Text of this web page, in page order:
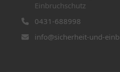
Einbruchschutz
0431-688998
info@sicherheit-und-